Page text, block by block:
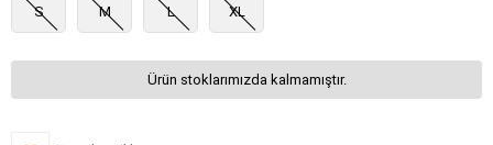
S M L XL
Ürün stoklarımızda kalmamıştır.